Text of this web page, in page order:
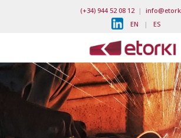
(+34) 944 52 08 12|
EN | ES